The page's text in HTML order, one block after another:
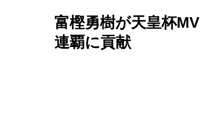
富樫勇樹が天皇杯
連覇に貢献